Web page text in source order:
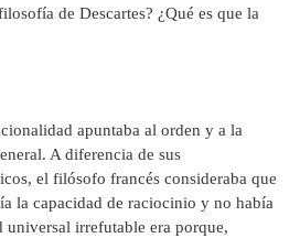
de Descartes? ¿Qué es que la
apuntaba al orden y a la
A diferencia de sus
el filósofo francés consideraba que
la capacidad de raciocinio y no había
universal irrefutable era porque,